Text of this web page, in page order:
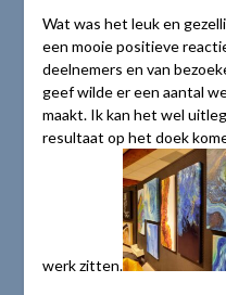
Wat was het leuk en
een mooie positieve
deelnemers en van
geef wilde er een aantal
maakt. Ik kan het wel
resultaat op het doek
werk zitten.